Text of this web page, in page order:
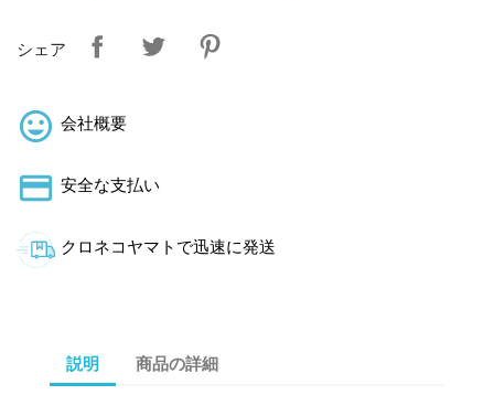
シェア
会社概要
安全な支払い
クロネコヤマトで迅速に発送
説明 商品の詳細